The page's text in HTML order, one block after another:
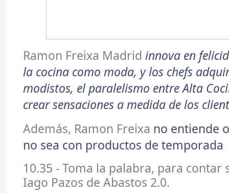
Ramon Freixa Madrid innova en
la cocina como moda, y los chefs
modistos, el paralelismo entre Alta
crear sensaciones a medida de los
Además, Ramon Freixa no entiende
no sea con productos de temporada
10.35 - Toma la palabra, para contar
Iago Pazos de Abastos 2.0.